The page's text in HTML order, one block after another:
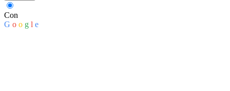
Con
G o o g l e